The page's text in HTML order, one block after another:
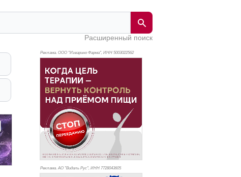
Расширенный поиск
Реклама. ООО "Изварино Фарма", ИНН 5003022562
Реклама. АО "Видаль Рус", ИНН 7728043605